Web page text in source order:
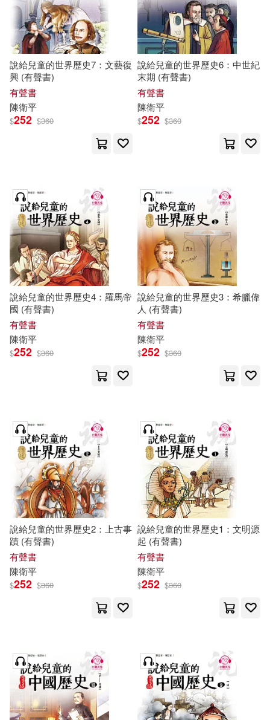
說給兒童的世界歷史7：文藝復
興 (有聲書)
有聲書
陳衛平
$252 $360
說給兒童的世界歷史6：中世紀
末期 (有聲書)
有聲書
陳衛平
$252 $360
說給兒童的世界歷史4：羅馬帝
國 (有聲書)
有聲書
陳衛平
$252 $360
說給兒童的世界歷史3：希臘偉
人 (有聲書)
有聲書
陳衛平
$252 $360
說給兒童的世界歷史2：上古事
蹟 (有聲書)
有聲書
陳衛平
$252 $360
說給兒童的世界歷史1：文明源
起 (有聲書)
有聲書
陳衛平
$252 $360